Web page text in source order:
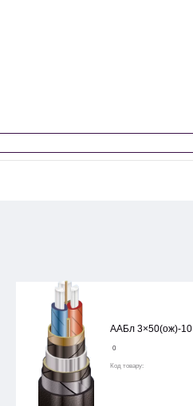
ААБл 3×50(ож)-10
0
Код товару: